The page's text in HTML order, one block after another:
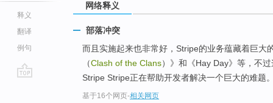
释义
翻译
例句
网络释义
部落冲突
而且实施起来也非常好，Stripe的业务蕴藏着巨大
（Clash of the Clans）》和《Hay Day》等，不
Stripe Stripe正在帮助开发者解决一个巨大的难题
基于16个网页-相关网页